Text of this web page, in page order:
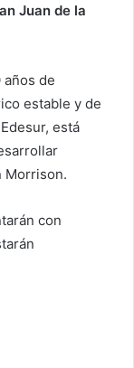
Juan de la
años de
estable y de
está
Morrison.
con